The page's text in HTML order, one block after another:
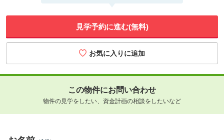
見学予約に進む(無料)
この物件にお問い合わせ
物件の見学をしたい、資金計画の相談をしたいなど